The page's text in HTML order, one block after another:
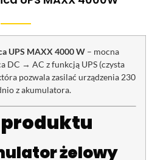
UPS MAXX 4000 W – mocna
DC → AC z funkcją UPS (czysta
pozwala zasilać urządzenia 230
z akumulatora.
produktu
żelowy